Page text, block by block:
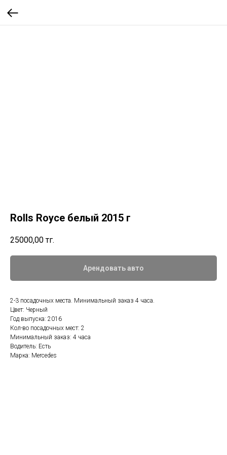
Rolls Royce белый 2015 г
25000,00 тг.
Арендовать авто
2-3 посадочных места. Минимальный заказ 4 часа.
Цвет: Черный
Год выпуска: 2016
Кол-во посадочных мест: 2
Минимальный заказ: 4 часа
Водитель: Есть
Марка: Mercedes